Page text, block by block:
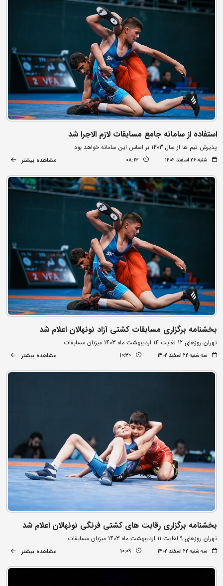
استفاده از سامانه جامع مسابقات لازم الاجرا شد
پذیرش تیم ها از سال 1403 بر اساس این سامانه خواهد بود
شنبه ۲۶ اسفند ۱۴۰۲ 08:13 مشاهده بیشتر
بخشنامه برگزاری مسابقات کشتی آزاد نونهالان اعلام شد
تهران روزهای 12 لغایت 14 اردیبهشت ماه 1403 میزبان مسابقات
سه شنبه ۲۲ اسفند ۱۴۰۲ 10:30 مشاهده بیشتر
بخشنامه برگزاری رقابت های کشتی فرنگی نونهالان اعلام شد
تهران روزهای 9 لغایت 11 اردیبهشت ماه 1403 میزبان مسابقات
سه شنبه ۲۲ اسفند ۱۴۰۲ 10:09 مشاهده بیشتر